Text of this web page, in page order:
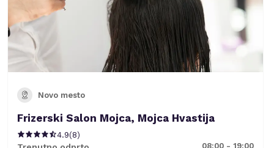
Novo mesto
Frizerski Salon Mojca, Mojca Hvastija
4.9(8)
08:00 - 19:00